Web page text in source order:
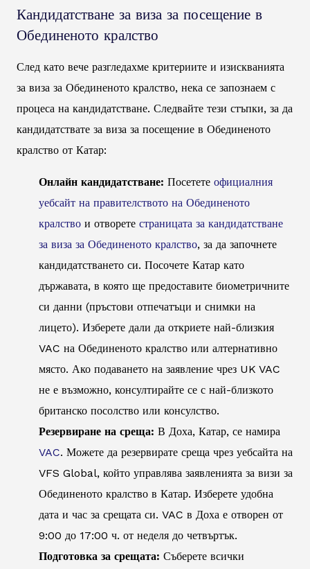
Кандидатстване за виза за посещение в
Обединеното кралство
След като вече разгледахме критериите и изискванията
за виза за Обединеното кралство, нека се запознаем с
процеса на кандидатстване. Следвайте тези стъпки, за да
кандидатствате за виза за посещение в Обединеното
кралство от Катар:
Онлайн кандидатстване: Посетете официалния
уебсайт на правителството на Обединеното
кралство и отворете страницата за кандидатстване
за виза за Обединеното кралство, за да започнете
кандидатстването си. Посочете Катар като
държавата, в която ще предоставите биометричните
си данни (пръстови отпечатъци и снимки на
лицето). Изберете дали да откриете най-близкия
VAC на Обединеното кралство или алтернативно
място. Ако подаването на заявление чрез UK VAC
не е възможно, консултирайте се с най-близкото
британско посолство или консулство.
Резервиране на среща: В Доха, Катар, се намира
VAC. Можете да резервирате среща чрез уебсайта на
VFS Global, който управлява заявленията за визи за
Обединеното кралство в Катар. Изберете удобна
дата и час за срещата си. VAC в Доха е отворен от
9:00 до 17:00 ч. от неделя до четвъртък.
Подготовка за срещата: Съберете всички